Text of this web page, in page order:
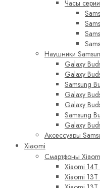
Часы
Наушники
Galaxy
Galaxy
Samsung
Galaxy
Galaxy
Samsung
Galaxy
Аксессуары
Xiaomi
Смартфоны
Xiaomi
Xiaomi